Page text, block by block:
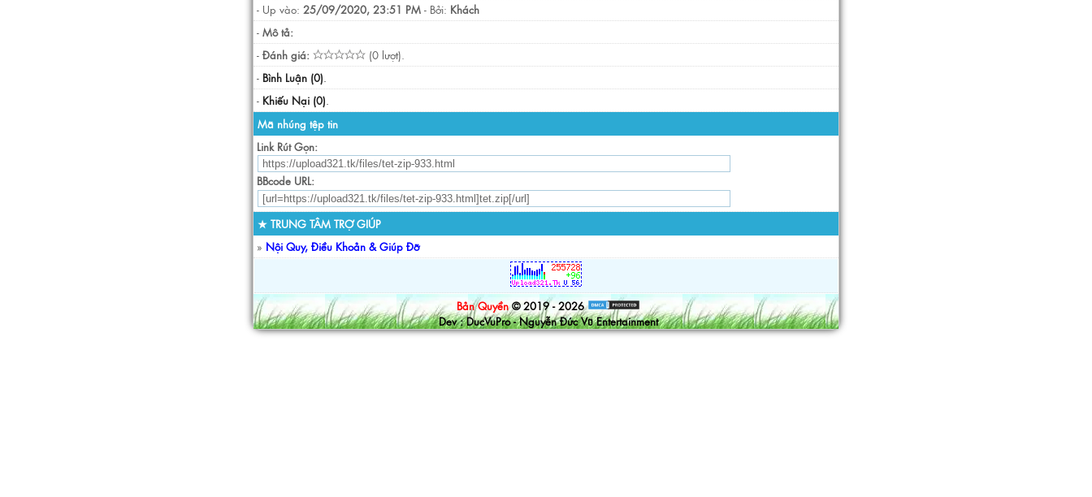
- Up vào: 25/09/2020, 23:51 PM - Bởi: Khách
- Mô tả:
- Đánh giá:
(0 lượt).
- Bình Luận (0).
- Khiếu Nại (0).
Mã nhúng tệp tin
Link Rút Gọn:
BBcode URL:
★ TRUNG TÂM TRỢ GIÚP
» Nội Quy, Điều Khoản & Giúp Đỡ
Bản Quyền © 2019 - 2026
Dev : DucVuPro - Nguyễn Đức Vũ Entertainment